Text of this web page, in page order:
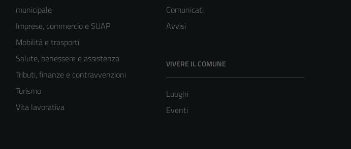
municipale
Imprese, commercio e SUAP
Mobilità e trasporti
Salute, benessere e assistenza
Tributi, finanze e contravvenzioni
Turismo
Vita lavorativa
Comunicati
Avvisi
VIVERE IL COMUNE
Luoghi
Eventi